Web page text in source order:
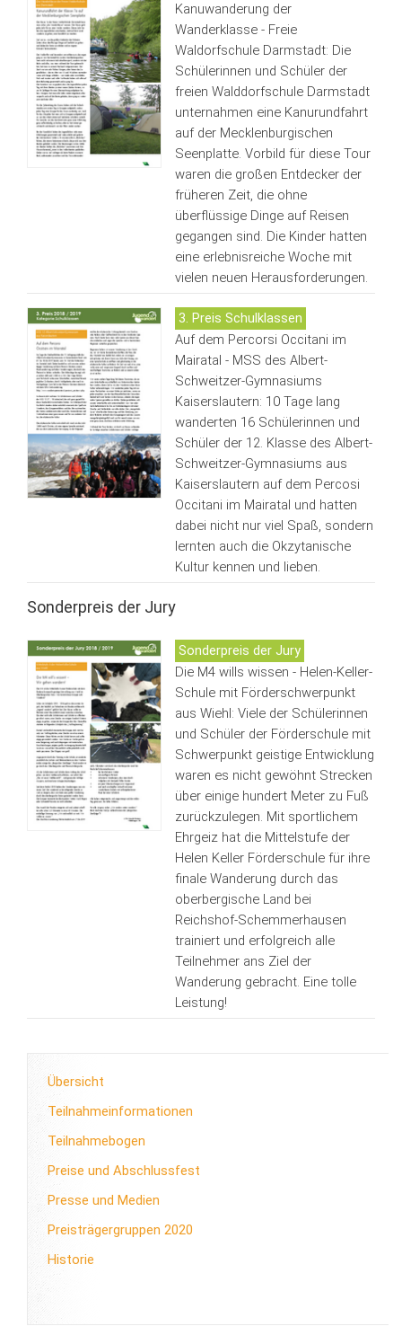
Kanuwanderung der
Wanderklasse - Freie
Waldorfschule Darmstadt: Die
Schülerinnen und Schüler der
freien Walddorfschule Darmstadt
unternahmen eine Kanurundfahrt
auf der Mecklenburgischen
Seenplatte. Vorbild für diese Tour
waren die großen Entdecker der
früheren Zeit, die ohne
überflüssige Dinge auf Reisen
gegangen sind. Die Kinder hatten
eine erlebnisreiche Woche mit
vielen neuen Herausforderungen.
3. Preis Schulklassen
Auf dem Percorsi Occitani im
Mairatal - MSS des Albert-
Schweitzer-Gymnasiums
Kaiserslautern: 10 Tage lang
wanderten 16 Schülerinnen und
Schüler der 12. Klasse des Albert-
Schweitzer-Gymnasiums aus
Kaiserslautern auf dem Percosi
Occitani im Mairatal und hatten
dabei nicht nur viel Spaß, sondern
lernten auch die Okzytanische
Kultur kennen und lieben.
Sonderpreis der Jury
Sonderpreis der Jury
Die M4 wills wissen - Helen-Keller-
Schule mit Förderschwerpunkt
aus Wiehl: Viele der Schülerinnen
und Schüler der Förderschule mit
Schwerpunkt geistige Entwicklung
waren es nicht gewöhnt Strecken
über einige hundert Meter zu Fuß
zurückzulegen. Mit sportlichem
Ehrgeiz hat die Mittelstufe der
Helen Keller Förderschule für ihre
finale Wanderung durch das
oberbergische Land bei
Reichshof-Schemmerhausen
trainiert und erfolgreich alle
Teilnehmer ans Ziel der
Wanderung gebracht. Eine tolle
Leistung!
Übersicht
Teilnahmeinformationen
Teilnahmebogen
Preise und Abschlussfest
Presse und Medien
Preisträgergruppen 2020
Historie